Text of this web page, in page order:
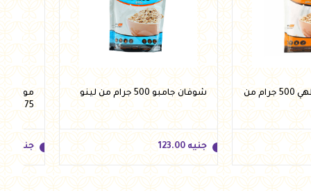
شوفان سريع الطهي 500 جرام من
شوفان جامبو 500 جرام من لينو
جنيه 123.00
موسلي
375 جرام من لينو
جنيه